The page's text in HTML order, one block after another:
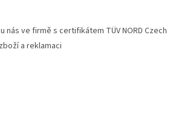
nás ve firmě s certifikátem TÜV NORD Czech
a reklamaci